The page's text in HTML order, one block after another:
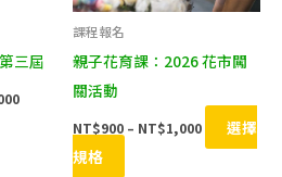
三屆
課程報名
親子花育課：2026 花市闖
關活動
NT$900 – NT$1,000
選擇
規格
款
式。
可
產